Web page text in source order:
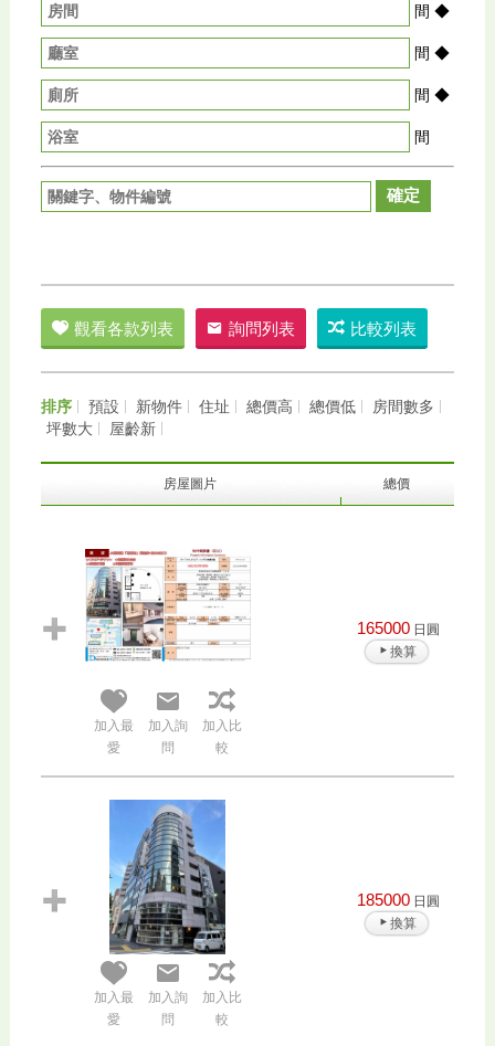
間◆
間◆
間◆
間
確定
觀看各款列表 詢問列表 比較列表
排序 預設 新物件 住址 總價高 總價低
房間數多
坪數大
屋齡新
房屋圖片 總價
加入最
愛
加入詢
問
加入比
較
165000 日圓
換算
加入最
愛
加入詢
問
加入比
較
185000 日圓
換算